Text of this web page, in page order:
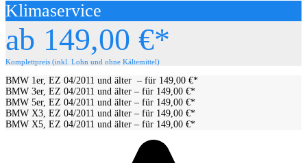
Klimaservice
ab 149,00 €*
Komplettpreis (inkl. Lohn und ohne Kältemittel)
BMW 1er, EZ 04/2011 und älter – für 149,00 €*
BMW 3er, EZ 04/2011 und älter – für 149,00 €*
BMW 5er, EZ 04/2011 und älter – für 149,00 €*
BMW X3, EZ 04/2011 und älter – für 149,00 €*
BMW X5, EZ 04/2011 und älter – für 149,00 €*